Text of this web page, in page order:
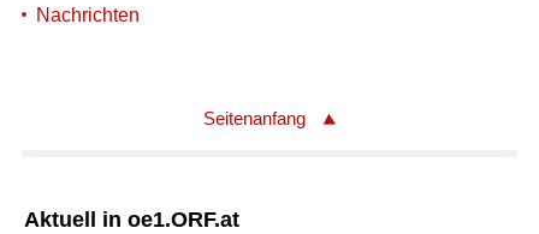
Nachrichten
Seitenanfang
Aktuell in oe1.ORF.at